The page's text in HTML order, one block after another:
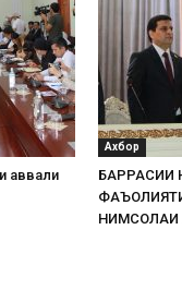
аввали
Ахбор
БАРРАСИИ
НИМСОЛАИ